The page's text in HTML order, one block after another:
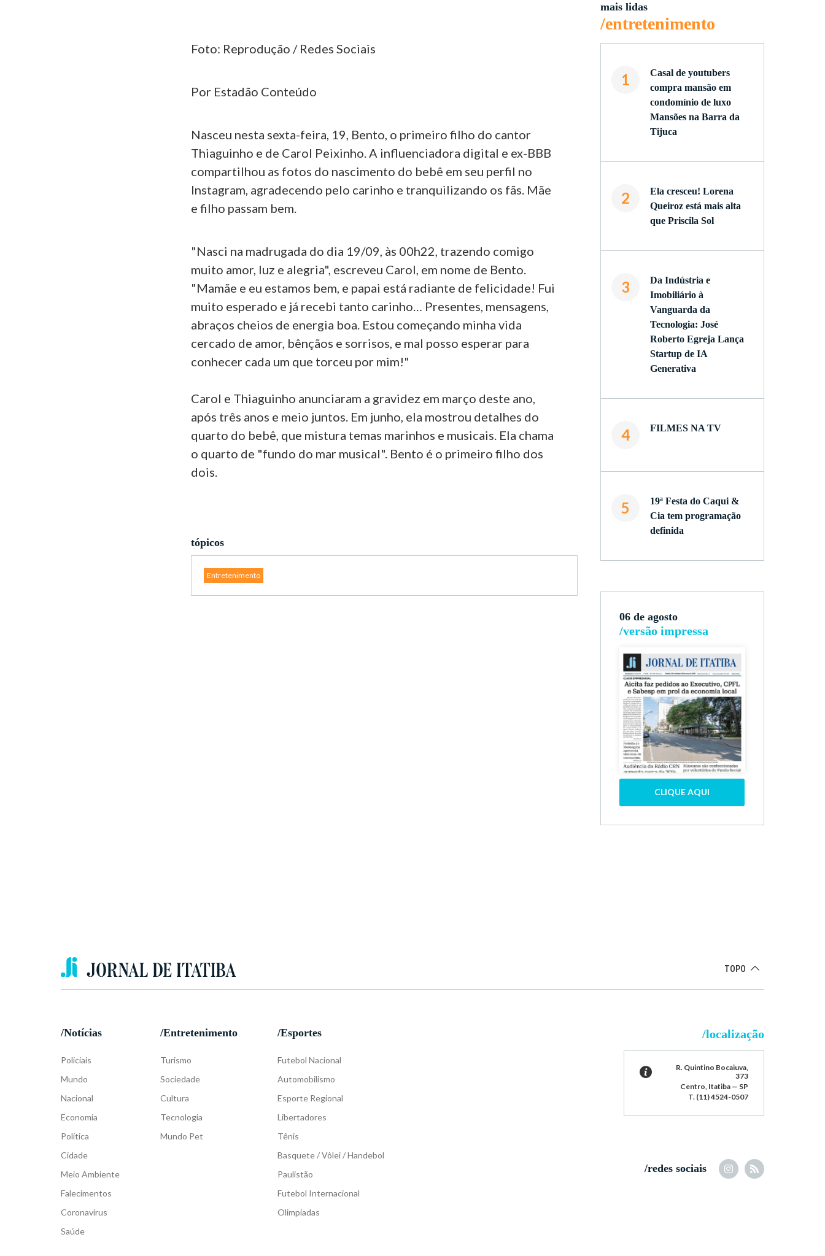
Foto: Reprodução / Redes Sociais
Por Estadão Conteúdo
Nasceu nesta sexta-feira, 19, Bento, o primeiro filho do cantor
Thiaguinho e de Carol Peixinho. A influenciadora digital e ex-BBB
compartilhou as fotos do nascimento do bebê em seu perfil no
Instagram, agradecendo pelo carinho e tranquilizando os fãs. Mãe
e filho passam bem.
"Nasci na madrugada do dia 19/09, às 00h22, trazendo comigo
muito amor, luz e alegria", escreveu Carol, em nome de Bento.
"Mamãe e eu estamos bem, e papai está radiante de felicidade! Fui
muito esperado e já recebi tanto carinho… Presentes, mensagens,
abraços cheios de energia boa. Estou começando minha vida
cercado de amor, bênçãos e sorrisos, e mal posso esperar para
conhecer cada um que torceu por mim!"
Carol e Thiaguinho anunciaram a gravidez em março deste ano,
após três anos e meio juntos. Em junho, ela mostrou detalhes do
quarto do bebê, que mistura temas marinhos e musicais. Ela chama
o quarto de "fundo do mar musical". Bento é o primeiro filho dos
dois.
tópicos
Entretenimento
mais lidas
/entretenimento
1
Casal de youtubers
compra mansão em
condomínio de luxo
Mansões na Barra da
Tijuca
2
Ela cresceu! Lorena
Queiroz está mais alta
que Priscila Sol
3
Da Indústria e
Imobiliário à
Vanguarda da
Tecnologia: José
Roberto Egreja Lança
Startup de IA
Generativa
4 FILMES NA TV
5
19ª Festa do Caqui &
Cia tem programação
definida
06 de agosto
/versão impressa
CLIQUE AQUI
TOPO
/Notícias
Policiais
Mundo
Nacional
Economia
Política
Cidade
Meio Ambiente
Falecimentos
Coronavírus
Saúde
/Entretenimento
Turismo
Sociedade
Cultura
Tecnologia
Mundo Pet
/Esportes
Futebol Nacional
Automobilismo
Esporte Regional
Libertadores
Tênis
Basquete / Vôlei / Handebol
Paulistão
Futebol Internacional
Olimpíadas
/localização
R. Quintino Bocaiuva,
373
Centro, Itatiba — SP
T. (11) 4524-0507
/redes sociais